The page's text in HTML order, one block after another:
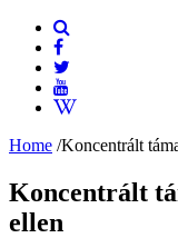
Home /Koncentrált
Koncentrált
ellen